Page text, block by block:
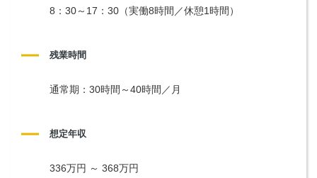
8：30～17：30（実働8時間／休憩1時間）
残業時間
通常期：30時間～40時間／月
想定年収
336万円 ～ 368万円